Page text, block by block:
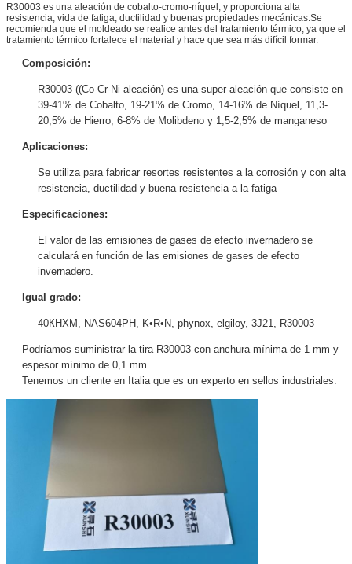
R30003 es una aleación de cobalto-cromo-níquel, y proporciona alta
resistencia, vida de fatiga, ductilidad y buenas propiedades mecánicas.Se
recomienda que el moldeado se realice antes del tratamiento térmico, ya que el
tratamiento térmico fortalece el material y hace que sea más difícil formar.
Composición:
R30003 ((Co-Cr-Ni aleación) es una super-aleación que consiste en
39-41% de Cobalto, 19-21% de Cromo, 14-16% de Níquel, 11,3-
20,5% de Hierro, 6-8% de Molibdeno y 1,5-2,5% de manganeso
Aplicaciones:
Se utiliza para fabricar resortes resistentes a la corrosión y con alta
resistencia, ductilidad y buena resistencia a la fatiga
Especificaciones:
El valor de las emisiones de gases de efecto invernadero se
calculará en función de las emisiones de gases de efecto
invernadero.
Igual grado:
40КНХМ, NAS604PH, K•R•N, phynox, elgiloy, 3J21, R30003
Podríamos suministrar la tira R30003 con anchura mínima de 1 mm y
espesor mínimo de 0,1 mm
Tenemos un cliente en Italia que es un experto en sellos industriales.